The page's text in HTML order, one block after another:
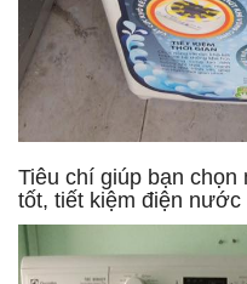
Tiêu chí giúp bạn
tốt, tiết kiệm điện nước